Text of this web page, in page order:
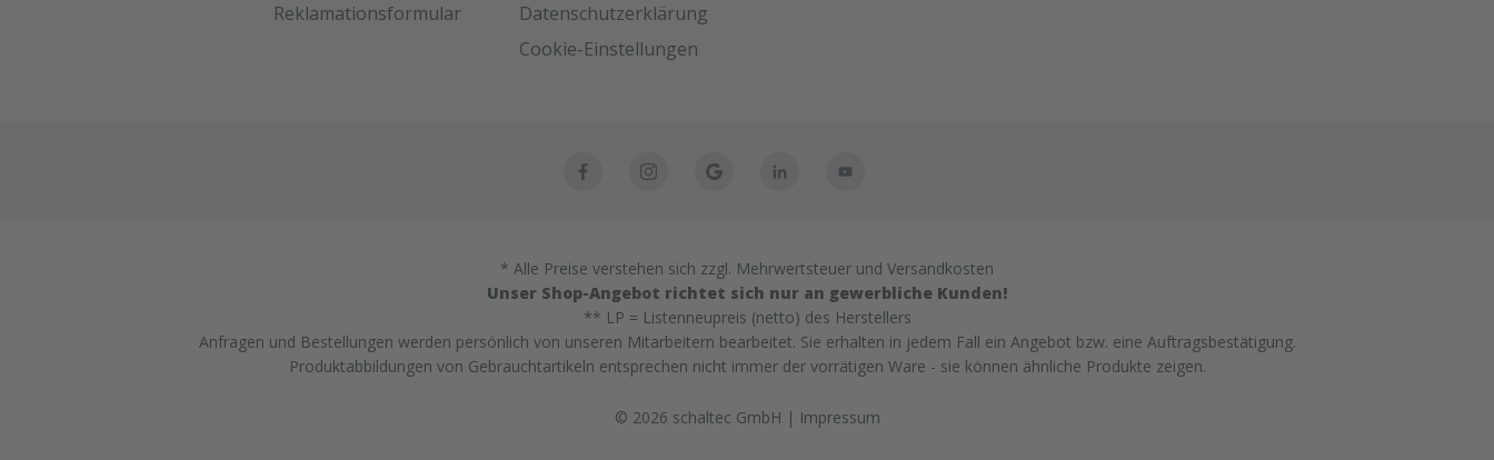
Reklamationsformular
Datenschutzerklärung
Cookie-Einstellungen
* Alle Preise verstehen sich zzgl. Mehrwertsteuer und Versandkosten
Unser Shop-Angebot richtet sich nur an gewerbliche Kunden!
** LP = Listenneupreis (netto) des Herstellers
Anfragen und Bestellungen werden persönlich von unseren Mitarbeitern bearbeitet. Sie erhalten in jedem Fall ein Angebot bzw. eine Auftragsbestätigung.
Produktabbildungen von Gebrauchtartikeln entsprechen nicht immer der vorrätigen Ware - sie können ähnliche Produkte zeigen.
© 2026 schaltec GmbH | Impressum